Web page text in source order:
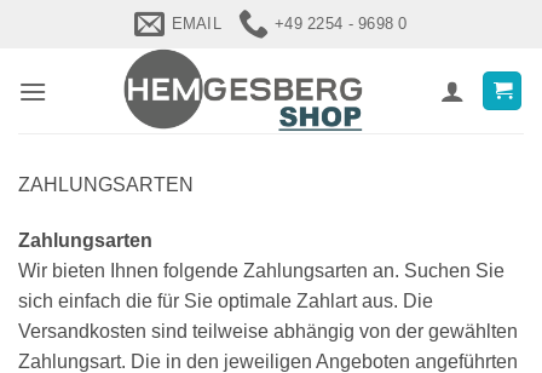
EMAIL +49 2254 - 9698 0
ZAHLUNGSARTEN
Zahlungsarten
Wir bieten Ihnen folgende Zahlungsarten an. Suchen Sie
sich einfach die für Sie optimale Zahlart aus. Die
Versandkosten sind teilweise abhängig von der gewählten
Zahlungsart. Die in den jeweiligen Angeboten angeführten